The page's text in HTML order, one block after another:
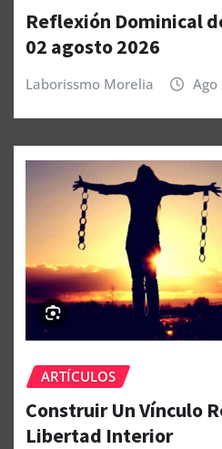
Reflexión Dominical
02 agosto 2026
Laborissmo Morelia Ago
ARTÍCULOS
Construir Un Vínculo
Libertad Interior